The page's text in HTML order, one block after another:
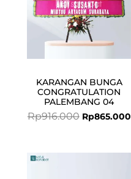
KARANGAN BUNGA
CONGRATULATION
PALEMBANG 04
Rp916.000 Rp865.000